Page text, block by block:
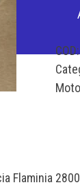
COD:
Flaminia